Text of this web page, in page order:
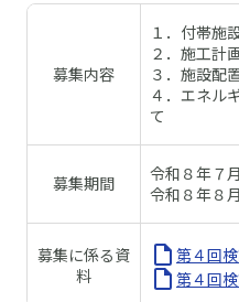
募集内容
１．付帯施
２．施工計
３．施設配
４．エネル
募集期間
令和８年７
令和８年８
募集に係る資
料
第４回
第４回